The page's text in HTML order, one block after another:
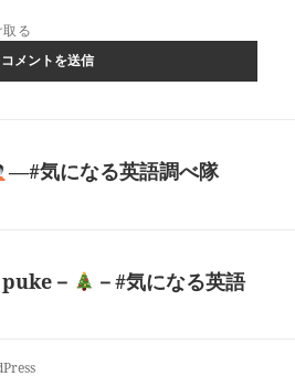
る
―#気になる英語調べ隊
－
－#気になる英語